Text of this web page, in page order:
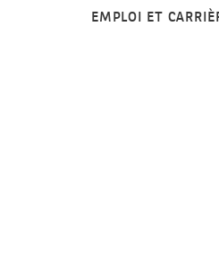
EMPLOI ET